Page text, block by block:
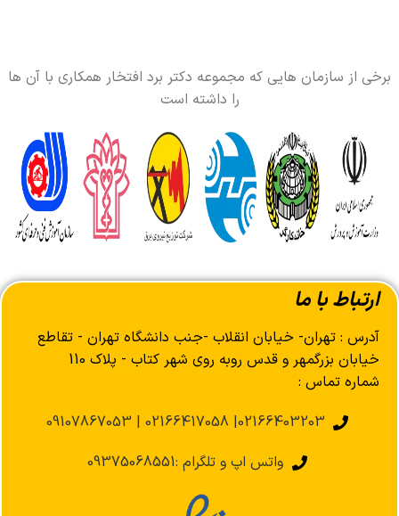
برخی از سازمان هایی که مجموعه دکتر برد افتخار همکاری با آن ها
را داشته است
ارتباط با ما
آدرس : تهران- خیابان انقلاب -جنب دانشگاه تهران - تقاطع
خیابان بزرگمهر و قدس روبه روی شهر کتاب - پلاک 110
شماره تماس :
02166403203| 02166417058 | 09107867053
واتس اپ و تلگرام :09375068551